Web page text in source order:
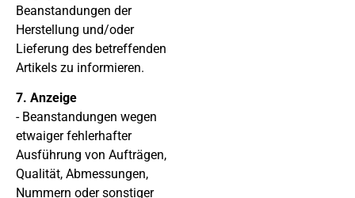
Beanstandungen der
Herstellung und/oder
Lieferung des betreffenden
Artikels zu informieren.
7. Anzeige
- Beanstandungen wegen
etwaiger fehlerhafter
Ausführung von Aufträgen,
Qualität, Abmessungen,
Nummern oder sonstiger